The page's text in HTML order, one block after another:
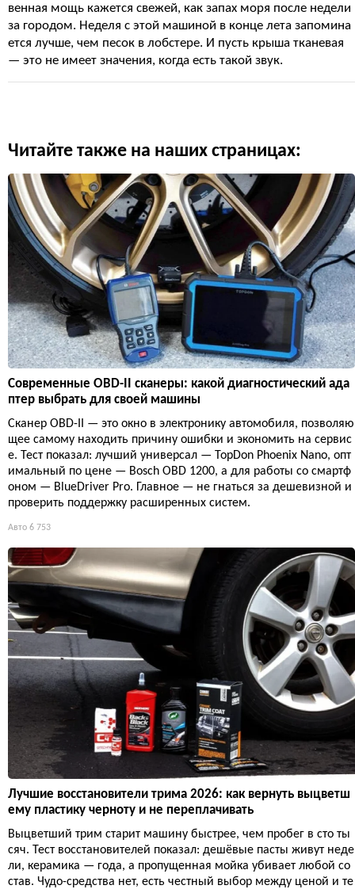
венная мощь кажется свежей, как запах моря после недели
за городом. Неделя с этой машиной в конце лета запомина
ется лучше, чем песок в лобстере. И пусть крыша тканевая
— это не имеет значения, когда есть такой звук.
Читайте также на наших страницах:
Современные OBD-II сканеры: какой диагностический ада
птер выбрать для своей машины
Сканер OBD-II — это окно в электронику автомобиля, позволяю
щее самому находить причину ошибки и экономить на сервис
е. Тест показал: лучший универсал — TopDon Phoenix Nano, опт
имальный по цене — Bosch OBD 1200, а для работы со смартф
оном — BlueDriver Pro. Главное — не гнаться за дешевизной и
проверить поддержку расширенных систем.
Авто 6 753
Лучшие восстановители трима 2026: как вернуть выцветш
ему пластику черноту и не переплачивать
Выцветший трим старит машину быстрее, чем пробег в сто ты
сяч. Тест восстановителей показал: дешёвые пасты живут неде
ли, керамика — года, а пропущенная мойка убивает любой со
став. Чудо-средства нет, есть честный выбор между ценой и те